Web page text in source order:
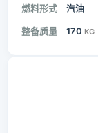
燃料形式 汽油
整备质量 170 KG